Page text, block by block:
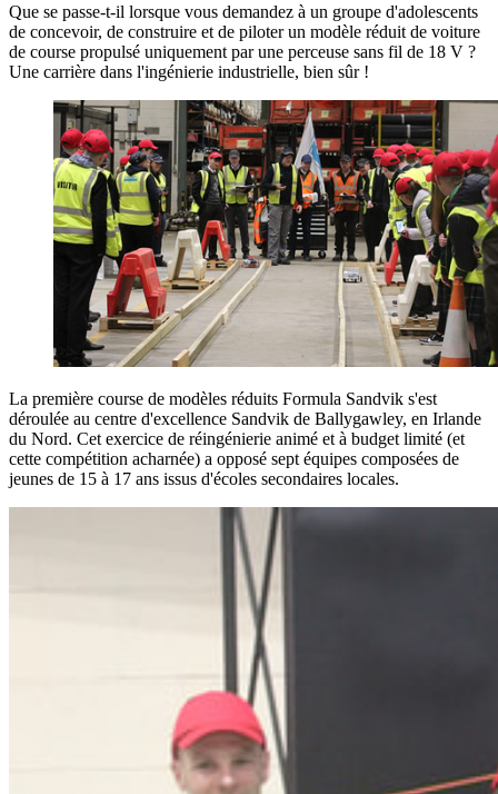
Que se passe-t-il lorsque vous demandez à un groupe d'adolescents
de concevoir, de construire et de piloter un modèle réduit de voiture
de course propulsé uniquement par une perceuse sans fil de 18 V ?
Une carrière dans l'ingénierie industrielle, bien sûr !
La première course de modèles réduits Formula Sandvik s'est
déroulée au centre d'excellence Sandvik de Ballygawley, en Irlande
du Nord. Cet exercice de réingénierie animé et à budget limité (et
cette compétition acharnée) a opposé sept équipes composées de
jeunes de 15 à 17 ans issus d'écoles secondaires locales.